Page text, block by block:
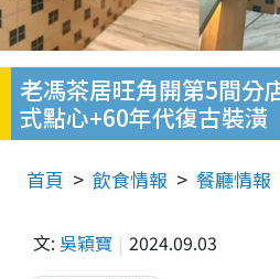
老馮茶居旺角開第5間分
式點心+60年代復古裝潢
首頁 飲食情報 餐廳情報
文: 吳穎寶 2024.09.03